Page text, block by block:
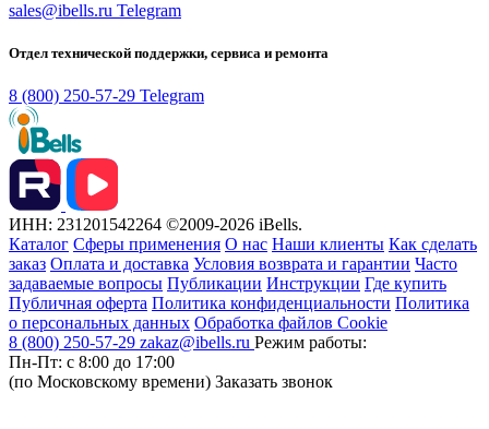
sales@ibells.ru Telegram
Отдел технической поддержки, сервиса и ремонта
8 (800) 250-57-29 Telegram
ИНН: 231201542264 ©2009-2026 iBells.
Каталог Сферы применения О нас Наши клиенты Как сделать
заказ Оплата и доставка Условия возврата и гарантии Часто
задаваемые вопросы Публикации Инструкции Где купить
Публичная оферта Политика конфиденциальности Политика
о персональных данных Обработка файлов Cookie
8 (800) 250-57-29 zakaz@ibells.ru Режим работы:
Пн-Пт: с 8:00 до 17:00
(по Московскому времени) Заказать звонок